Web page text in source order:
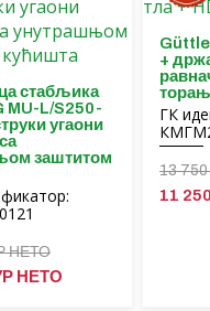
Hrvatski
Čeština
Français
стабљика
MU-L/S250-
угаони
заштитом
НЕТО
НЕТО
+
торањ
ГК
13
11